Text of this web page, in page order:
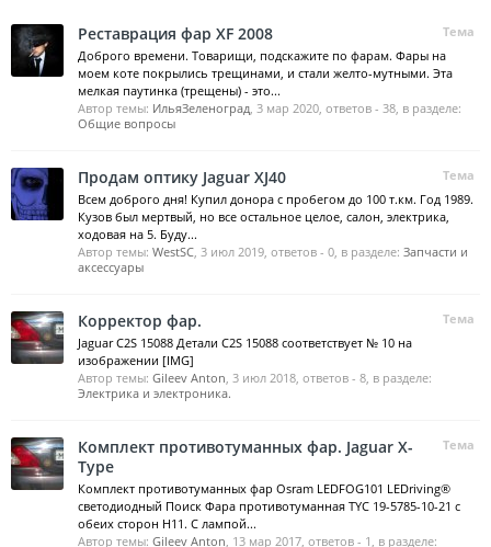
Тема
Реставрация фар XF 2008
Доброго времени. Товарищи, подскажите по фарам. Фары на
моем коте покрылись трещинами, и стали желто-мутными. Эта
мелкая паутинка (трещены) - это...
Автор темы: ИльяЗеленоград, 3 мар 2020, ответов - 38, в разделе:
Общие вопросы
Тема
Продам оптику Jaguar XJ40
Всем доброго дня! Купил донора с пробегом до 100 т.км. Год 1989.
Кузов был мертвый, но все остальное целое, салон, электрика,
ходовая на 5. Буду...
Автор темы: WestSC, 3 июл 2019, ответов - 0, в разделе: Запчасти и
аксессуары
Тема
Корректор фар.
Jaguar C2S 15088 Детали C2S 15088 соответствует № 10 на
изображении [IMG]
Автор темы: Gileev Anton, 3 июл 2018, ответов - 8, в разделе:
Электрика и электроника.
Тема
Комплект противотуманных фар. Jaguar X-
Type
Комплект противотуманных фар Osram LEDFOG101 LEDriving®
светодиодный Поиск Фара противотуманная TYC 19-5785-10-21 с
обеих сторон H11. С лампой...
Автор темы: Gileev Anton, 13 мар 2017, ответов - 1, в разделе: